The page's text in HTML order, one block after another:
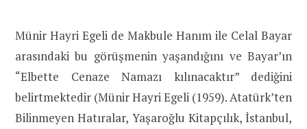
Münir Hayri Egeli de Makbule Hanım ile Celal Bayar
arasındaki bu görüşmenin yaşandığını ve Bayar’ın
“Elbette Cenaze Namazı kılınacaktır” dediğini
belirtmektedir (Münir Hayri Egeli (1959). Atatürk’ten
Bilinmeyen Hatıralar, Yaşaroğlu Kitapçılık, İstanbul,